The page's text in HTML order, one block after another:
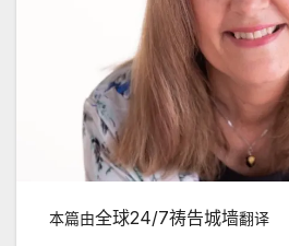
本篇由全球24/7祷告城墙翻译